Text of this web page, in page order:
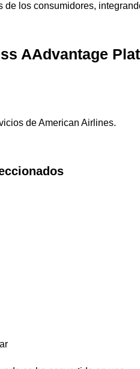
de los consumidores,
AAdvantage
de American Airlines.